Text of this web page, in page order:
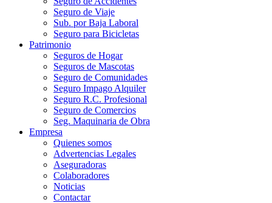
Seguro de Viaje
Sub. por Baja Laboral
Seguro para Bicicletas
Patrimonio
Seguros de Hogar
Seguros de Mascotas
Seguro de Comunidades
Seguro Impago Alquiler
Seguro R.C. Profesional
Seguro de Comercios
Seg. Maquinaria de Obra
Empresa
Quienes somos
Advertencias Legales
Aseguradoras
Colaboradores
Noticias
Contactar